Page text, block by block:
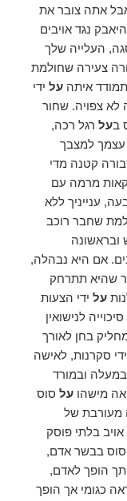
אתה צובר את
נגד אויבים
העלייה שלך
צעירה שחולמת
איתהעל ידי
לא צפויה. שחור
בעל רגל רכה,
עצמך למצבך
קטנה מדי
מרמה עם
ענייניך ללא
שחבר רוכב
ובראשונה
אם היא נבהלה,
שהיא תתרחק
על ידי הצעות
לנישואין
בחן לאורך
ידי סקרנות, לאישה
ובמורד
מישהועל סוס
מעורבת של
אויב בלתי פוסק
סוס בבשר אדם,
הופך לאדם,
כגומי אך הופך